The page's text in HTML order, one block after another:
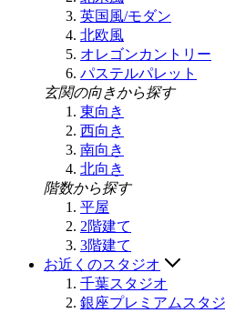
英国風/モダン
北欧風
オレゴンカントリー
パステルパレット
玄関の向きから探す
東向き
西向き
南向き
北向き
階数から探す
平屋
2階建て
3階建て
お近くのスタジオ
千葉スタジオ
銀座プレミアムスタ